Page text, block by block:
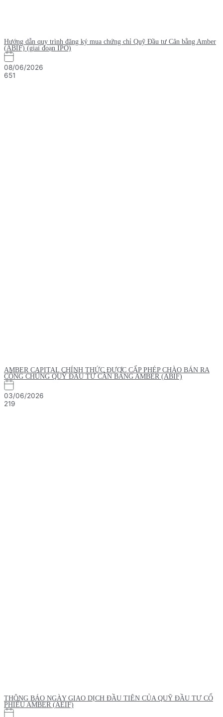
Hướng dẫn quy trình đăng ký mua chứng chỉ Quỹ Đầu tư Cân bằng Amber
(ABIF) (giai đoạn IPO)
08/06/2026
651
AMBER CAPITAL CHÍNH THỨC ĐƯỢC CẤP PHÉP CHÀO BÁN RA
CÔNG CHÚNG QUỸ ĐẦU TƯ CÂN BẰNG AMBER (ABIF)
03/06/2026
219
THÔNG BÁO NGÀY GIAO DỊCH ĐẦU TIÊN CỦA QUỸ ĐẦU TƯ CỔ
PHIẾU AMBER (AEIF)